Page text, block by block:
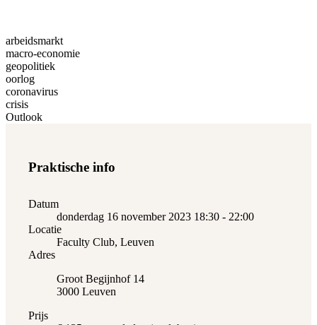
arbeidsmarkt
macro-economie
geopolitiek
oorlog
coronavirus
crisis
Outlook
Praktische info
Datum
donderdag 16 november 2023 18:30 - 22:00
Locatie
Faculty Club, Leuven
Adres
Groot Begijnhof 14
3000 Leuven
Prijs